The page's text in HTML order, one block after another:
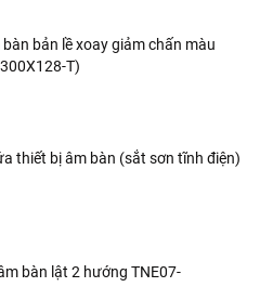
bản lề xoay giảm chấn màu
T)
thiết bị âm bàn (sắt sơn tĩnh điện)
bàn lật 2 hướng TNE07-